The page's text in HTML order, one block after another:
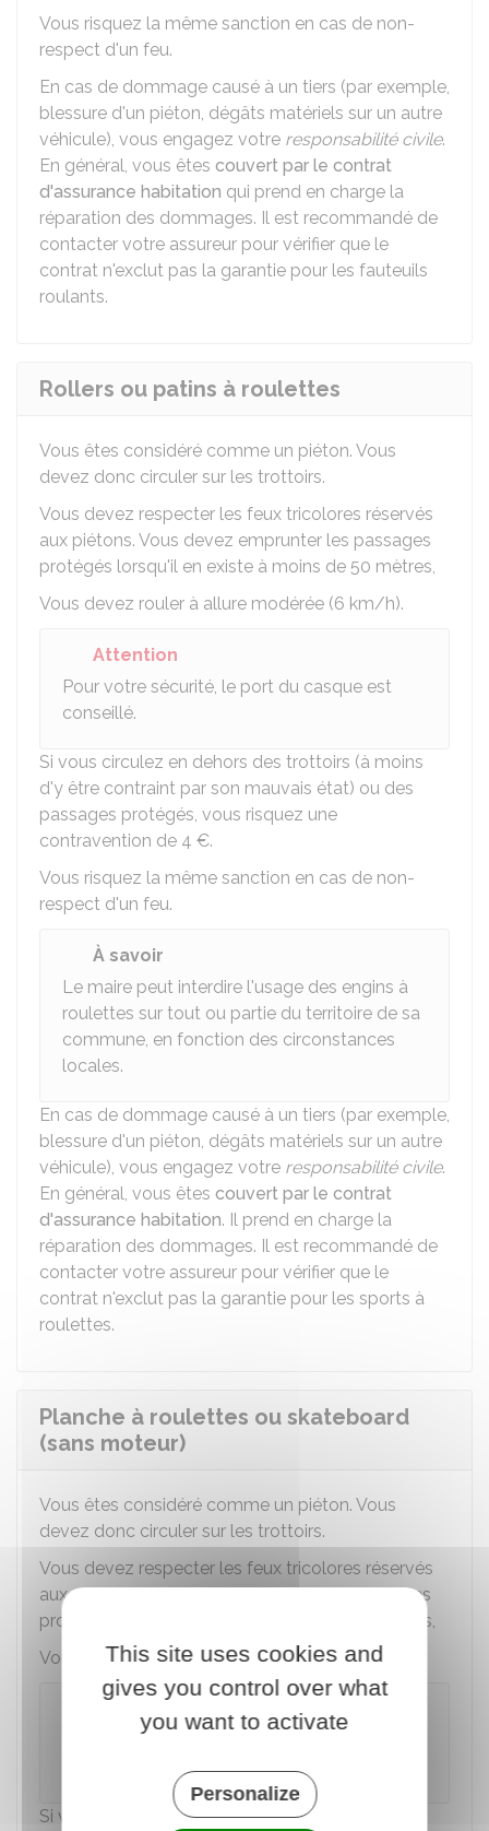
Vous risquez la même sanction en cas de non-
respect d'un feu.
En cas de dommage causé à un tiers (par exemple,
blessure d'un piéton, dégâts matériels sur un autre
véhicule), vous engagez votre responsabilité civile.
En général, vous êtes couvert par le contrat
d'assurance habitation qui prend en charge la
réparation des dommages. Il est recommandé de
contacter votre assureur pour vérifier que le
contrat n'exclut pas la garantie pour les fauteuils
roulants.
Rollers ou patins à roulettes
Vous êtes considéré comme un piéton. Vous
devez donc circuler sur les trottoirs.
Vous devez respecter les feux tricolores réservés
aux piétons. Vous devez emprunter les passages
protégés lorsqu'il en existe à moins de 50 mètres,
Vous devez rouler à allure modérée (6 km/h).
Attention
Pour votre sécurité, le port du casque est
conseillé.
Si vous circulez en dehors des trottoirs (à moins
d'y être contraint par son mauvais état) ou des
passages protégés, vous risquez une
contravention de 4 €.
Vous risquez la même sanction en cas de non-
respect d'un feu.
À savoir
Le maire peut interdire l'usage des engins à
roulettes sur tout ou partie du territoire de sa
commune, en fonction des circonstances
locales.
En cas de dommage causé à un tiers (par exemple,
blessure d'un piéton, dégâts matériels sur un autre
véhicule), vous engagez votre responsabilité civile.
En général, vous êtes couvert par le contrat
d'assurance habitation. Il prend en charge la
réparation des dommages. Il est recommandé de
contacter votre assureur pour vérifier que le
contrat n'exclut pas la garantie pour les sports à
roulettes.
Planche à roulettes ou skateboard
(sans moteur)
Vous êtes considéré comme un piéton. Vous
devez donc circuler sur les trottoirs.
Vous devez respecter les feux tricolores réservés
aux piétons. Vous devez emprunter les passages
protégés lorsqu'il en existe à moins de 50 mètres,
Vous devez rouler à allure modérée (6 km/h).
Pour votre sécurité, le port du casque est
Si vous circulez en dehors des trottoirs (à moins
This site uses cookies and
gives you control over what
you want to activate
Personalize